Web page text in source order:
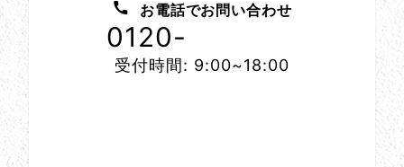
お電話でお問い合わせ
0120-
受付時間: 9:00~18:00